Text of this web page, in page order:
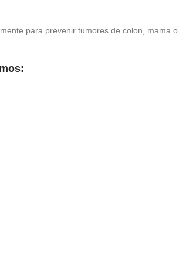
para prevenir tumores de colon, mama o